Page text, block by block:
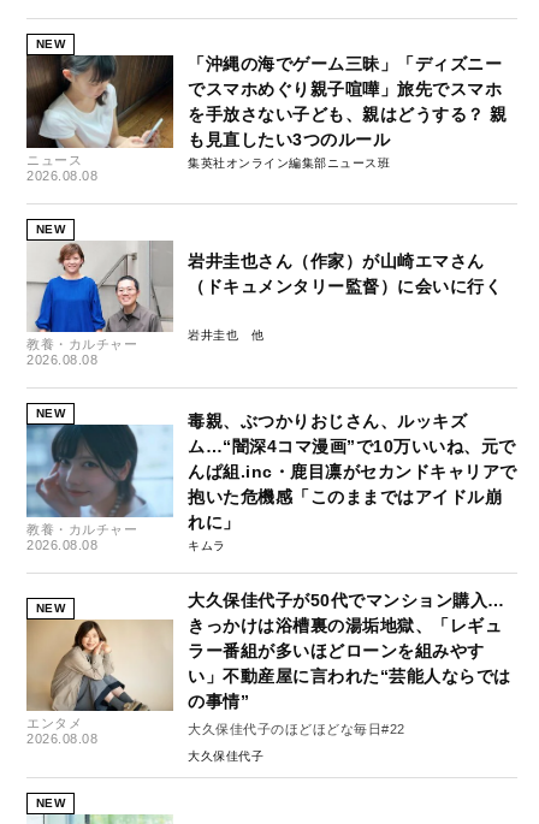
NEW
ニュース
2026.08.08
「沖縄の海でゲーム三昧」「ディズニー
でスマホめぐり親子喧嘩」旅先でスマホ
を手放さない子ども、親はどうする？ 親
も見直したい3つのルール
集英社オンライン編集部ニュース班
NEW
教養・カルチャー
2026.08.08
岩井圭也さん（作家）が山崎エマさん
（ドキュメンタリー監督）に会いに行く
岩井圭也
NEW
教養・カルチャー
2026.08.08
毒親、ぶつかりおじさん、ルッキズ
ム…“闇深4コマ漫画”で10万いいね、元で
んぱ組.inc・鹿目凛がセカンドキャリアで
抱いた危機感「このままではアイドル崩
れに」
キムラ
NEW
エンタメ
2026.08.08
大久保佳代子が50代でマンション購入…
きっかけは浴槽裏の湯垢地獄、「レギュ
ラー番組が多いほどローンを組みやす
い」不動産屋に言われた“芸能人ならでは
の事情”
大久保佳代子のほどほどな毎日#22
大久保佳代子
NEW